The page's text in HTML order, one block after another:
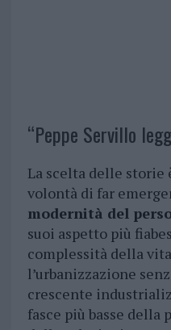
“Peppe Servillo
La scelta delle storie
volontà di far
modernità del
suoi aspetto più
complessità della
l’urbanizzazione
crescente
fasce più basse